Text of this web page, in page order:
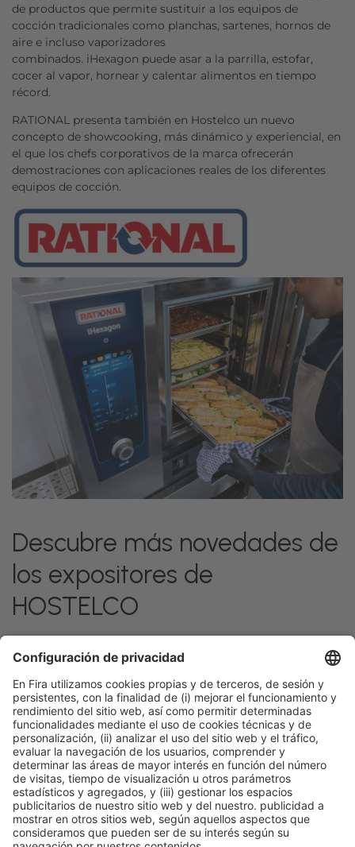
de productos que permite sustituir a los equipos de
cocción tradicionales como planchas, sartenes, hornos de
aire e incluso vaporizadores
combinados. iHexagon puede asar a la parrilla, estofar,
cocer al vapor, hornear y calentar alimentos en tiempo
récord.
RATIONAL presenta también en Hostelco un nuevo
concepto de showcooking, más dinámico y experiencial, en
el que los chefs corporativos de la marca ofrecerán
demostraciones con aplicaciones reales de los diferentes
equipos de cocción.
Descubre más novedades de
los expositores de
HOSTELCO
Facebook Twitter LinkedIn WhatsApp Email Print